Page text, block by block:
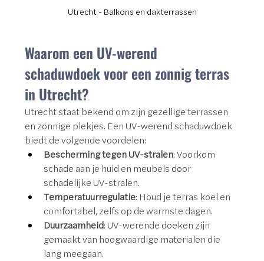
Utrecht - Balkons en dakterrassen
Waarom een UV-werend
schaduwdoek voor een zonnig terras
in Utrecht?
Utrecht staat bekend om zijn gezellige terrassen
en zonnige plekjes. Een UV-werend schaduwdoek
biedt de volgende voordelen:
Bescherming tegen UV-stralen: Voorkom
schade aan je huid en meubels door
schadelijke UV-stralen.
Temperatuurregulatie: Houd je terras koel en
comfortabel, zelfs op de warmste dagen.
Duurzaamheid: UV-werende doeken zijn
gemaakt van hoogwaardige materialen die
lang meegaan.